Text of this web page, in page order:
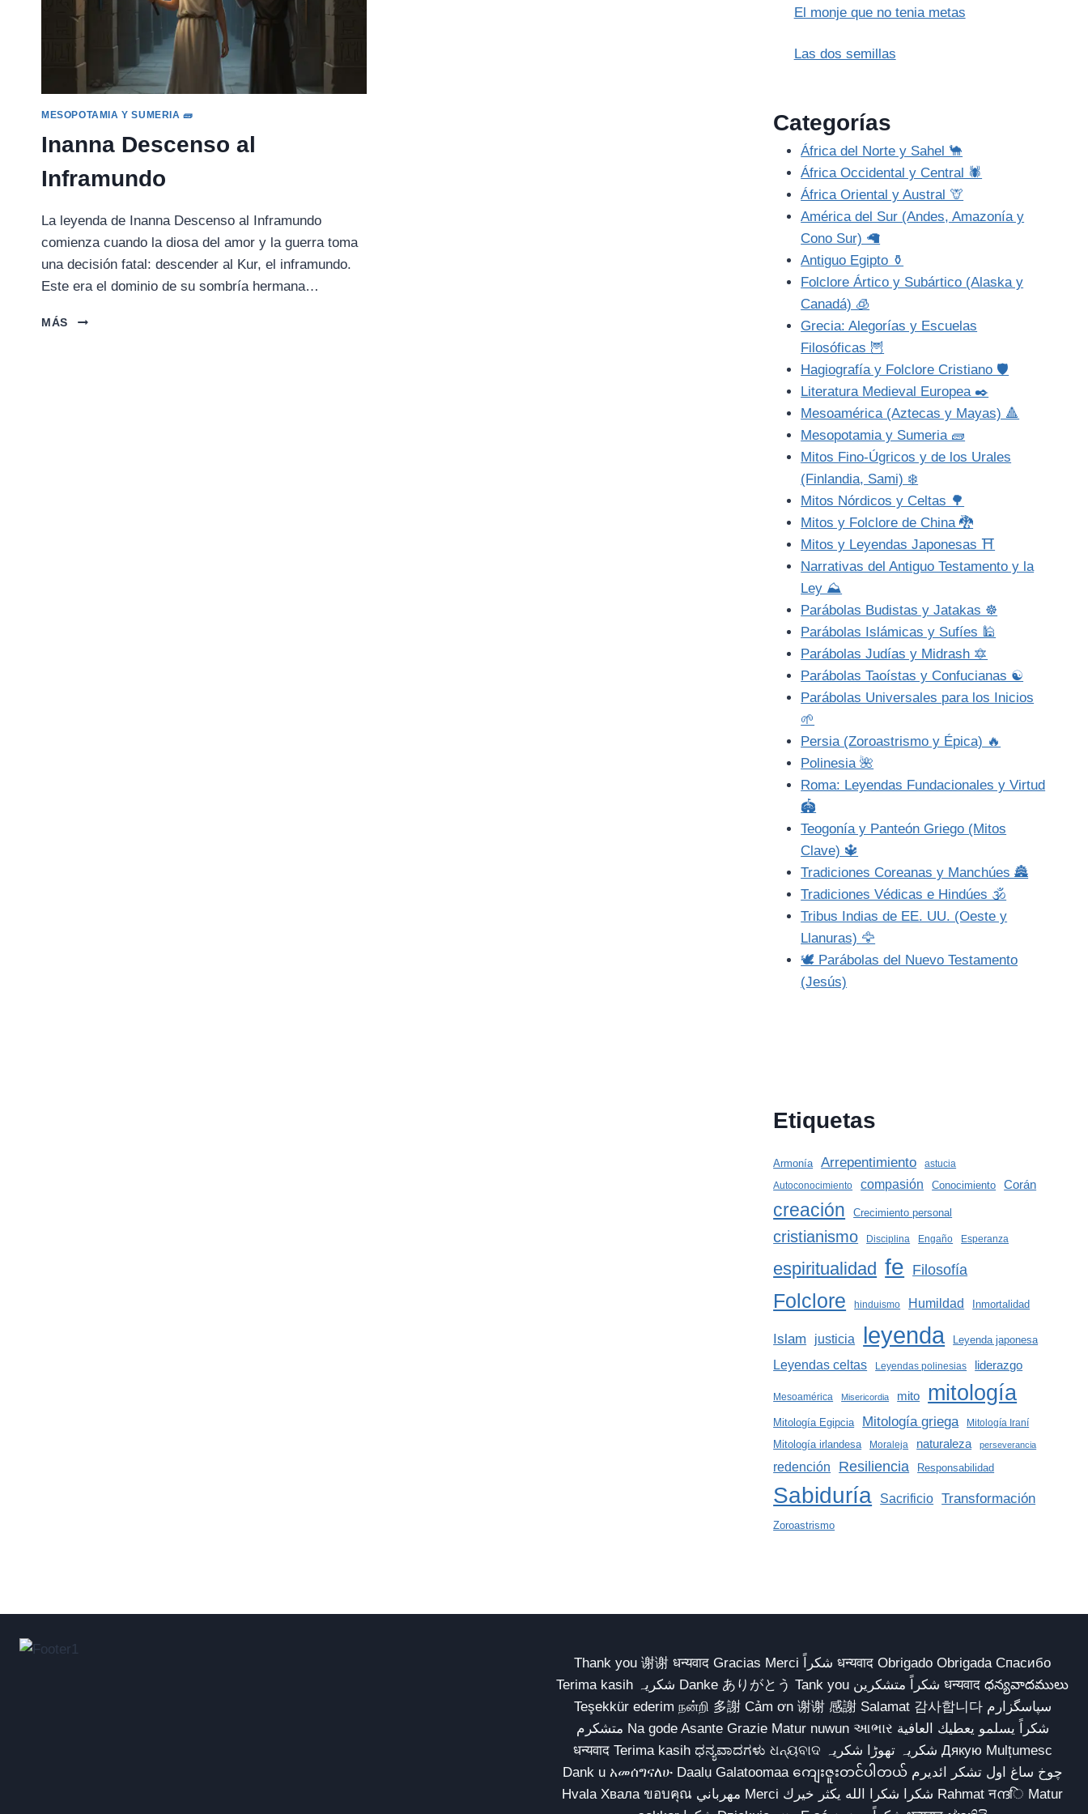
MESOPOTAMIA Y SUMERIA 🧱
Inanna Descenso al
Inframundo
La leyenda de Inanna Descenso al Inframundo
comienza cuando la diosa del amor y la guerra toma
una decisión fatal: descender al Kur, el inframundo.
Este era el dominio de su sombría hermana…
MÁS
INANNA
El monje que no tenia metas
Las dos semillas
Categorías
África del Norte y Sahel 🐪
África Occidental y Central 🕷️
África Oriental y Austral 🦒
América del Sur (Andes, Amazonía y
Cono Sur) 🦙
Antiguo Egipto ⚱️
Folclore Ártico y Subártico (Alaska y
Canadá) 🧊
Grecia: Alegorías y Escuelas
Filosóficas 🦉
Hagiografía y Folclore Cristiano 🛡️
Literatura Medieval Europea ✒️
Mesoamérica (Aztecas y Mayas) 🔺
Mesopotamia y Sumeria 🧱
Mitos Fino-Úgricos y de los Urales
(Finlandia, Sami) ❄️
Mitos Nórdicos y Celtas 🌳
Mitos y Folclore de China 🐉
Mitos y Leyendas Japonesas ⛩️
Narrativas del Antiguo Testamento y la
Ley ⛰️
Parábolas Budistas y Jatakas ☸️
Parábolas Islámicas y Sufíes 🕌
Parábolas Judías y Midrash 🔯
Parábolas Taoístas y Confucianas ☯️
Parábolas Universales para los Inicios
🌱
Persia (Zoroastrismo y Épica) 🔥
Polinesia 🌺
Roma: Leyendas Fundacionales y Virtud
🏟️
Teogonía y Panteón Griego (Mitos
Clave) 🔱
Tradiciones Coreanas y Manchúes 🏯
Tradiciones Védicas e Hindúes 🕉️
Tribus Indias de EE. UU. (Oeste y
Llanuras) 🦅
🕊️ Parábolas del Nuevo Testamento
(Jesús)
Etiquetas
Armonía Arrepentimiento
astucia
Autoconocimiento
compasión Conocimiento Corán
creación Crecimiento personal
cristianismo Disciplina Engaño Esperanza
espiritualidad fe Filosofía
Folclore hinduismo Humildad Inmortalidad
Islam justicia leyenda Leyenda japonesa
Leyendas celtas Leyendas polinesias liderazgo
Mesoamérica Misericordia mito mitología
Mitología Egipcia Mitología griega Mitología Iraní
Mitología irlandesa Moraleja naturaleza perseverancia
redención Resiliencia Responsabilidad
Sabiduría Sacrificio Transformación
Zoroastrismo
Thank you 谢谢 धन्यवाद Gracias Merci شكراً धन्यवाद Obrigado Obrigada Спасибо
Terima kasih شکریہ Danke ありがとう Tank you شكراً متشكرين धन्यवाद ధన్యవాదములు
Teşekkür ederim நன்றி 多謝 Cảm ơn 谢谢 感謝 Salamat 감사합니다 سپاسگزارم
متشکرم Na gode Asante Grazie Matur nuwun આભાર شكراً يسلمو يعطيك العافية
धन्यवाद Terima kasih ಧನ್ಯವಾದಗಳು ଧନ୍ୟବାଦ شکریہ تھوڑا شکریہ Дякую Mulțumesc
Dank u አመሰግናለሁ Daalụ Galatoomaa ကျေးဇူးတင်ပါတယ် چوخ ساغ اول تشکر ائدیرم
Hvala Хвала ขอบคุณ مهرباني Merci شكرا شكرا الله يكثر خيرك Rahmat नന്ദि Matur